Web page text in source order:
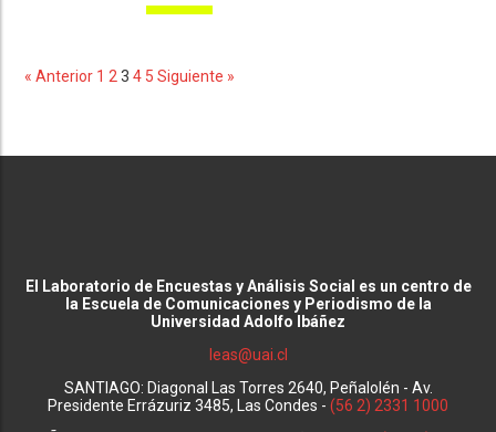
« Anterior 1 2 3 4 5 Siguiente »
El Laboratorio de Encuestas y Análisis Social es un centro de
la Escuela de Comunicaciones y Periodismo de la
Universidad Adolfo Ibáñez
leas@uai.cl
SANTIAGO: Diagonal Las Torres 2640, Peñalolén - Av.
Presidente Errázuriz 3485, Las Condes - (56 2) 2331 1000